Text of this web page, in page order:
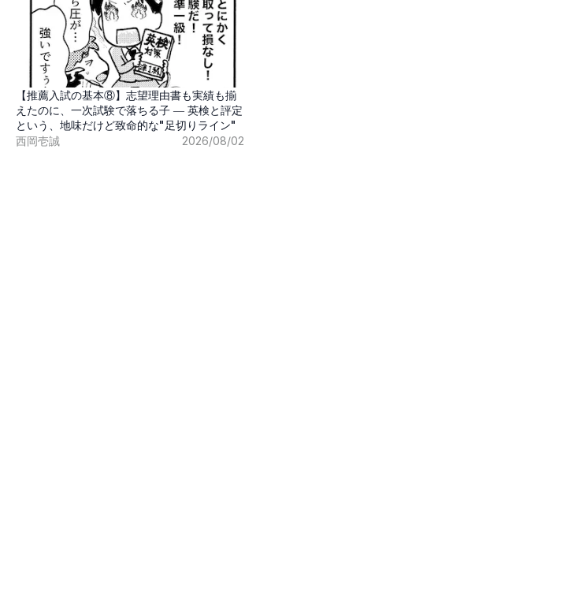
【推薦入試の基本⑧】志望理由書も実績も揃
えたのに、一次試験で落ちる子 ― 英検と評定
という、地味だけど致命的な"足切りライン"
西岡壱誠
2026/08/02